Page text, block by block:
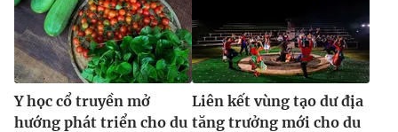
Y học cổ truyền mở
hướng phát triển cho du
Liên kết vùng tạo dư địa
tăng trưởng mới cho du